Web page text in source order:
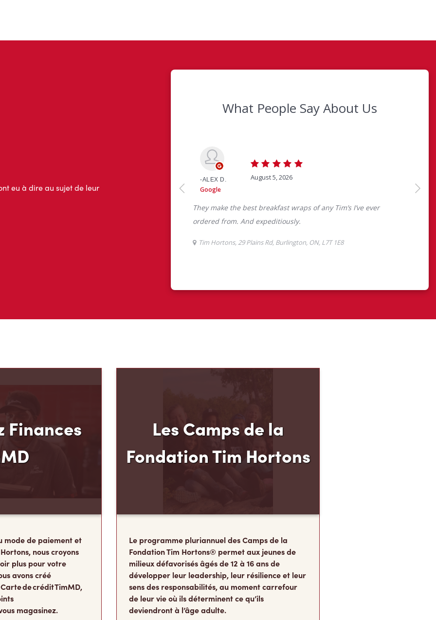
eu à dire au sujet de leur
Finances
mode de paiement et
nous croyons
plus pour votre
avons créé
de crédit TimMD,
Les Camps de la
Fondation Tim Hortons
Le programme pluriannuel des Camps de la
Fondation Tim Hortons® permet aux jeunes de
milieux défavorisés âgés de 12 à 16 ans de
développer leur leadership, leur résilience et leur
sens des responsabilités, au moment carrefour
de leur vie où ils déterminent ce qu’ils